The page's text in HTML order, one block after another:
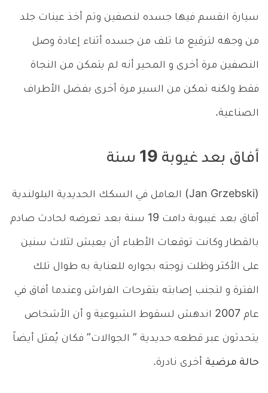
سيارة انقسم فيها جسده لنصفين وتم أخذ عينات جلد
من وجهه لترقيع ما تلف من جسده أثناء إعادة وصل
النصفين مرة أخرى و المحير أنه لم يتمكن من النجاة
فقط ولكنه تمكن من السير مرة أخرى بفضل الأطراف
الصناعية.
أفاق بعد غيوبة 19 سنة
(Jan Grzebski) العامل في السكك الحديدية البلولندية
أفاق بعد غيبوبة دامت 19 سنة بعد تعرضه لحادث صادم
بالقطار وكانت توقعات الأطباء أن يعيش لثلاث سنين
على الأكثر وظلت زوجته بجواره للعناية به طوال تلك
الفترة و لتجنب إصابته بتقرحات الفراش وعندما أفاق في
عام 2007 اندهش لسقوط الشيوعية و أن الأشخاص
يتحدثون عبر قطعه حديدية ” الجوالات” فكان يُمثل أيضاً
حالة مرضية أخرى نادرة.